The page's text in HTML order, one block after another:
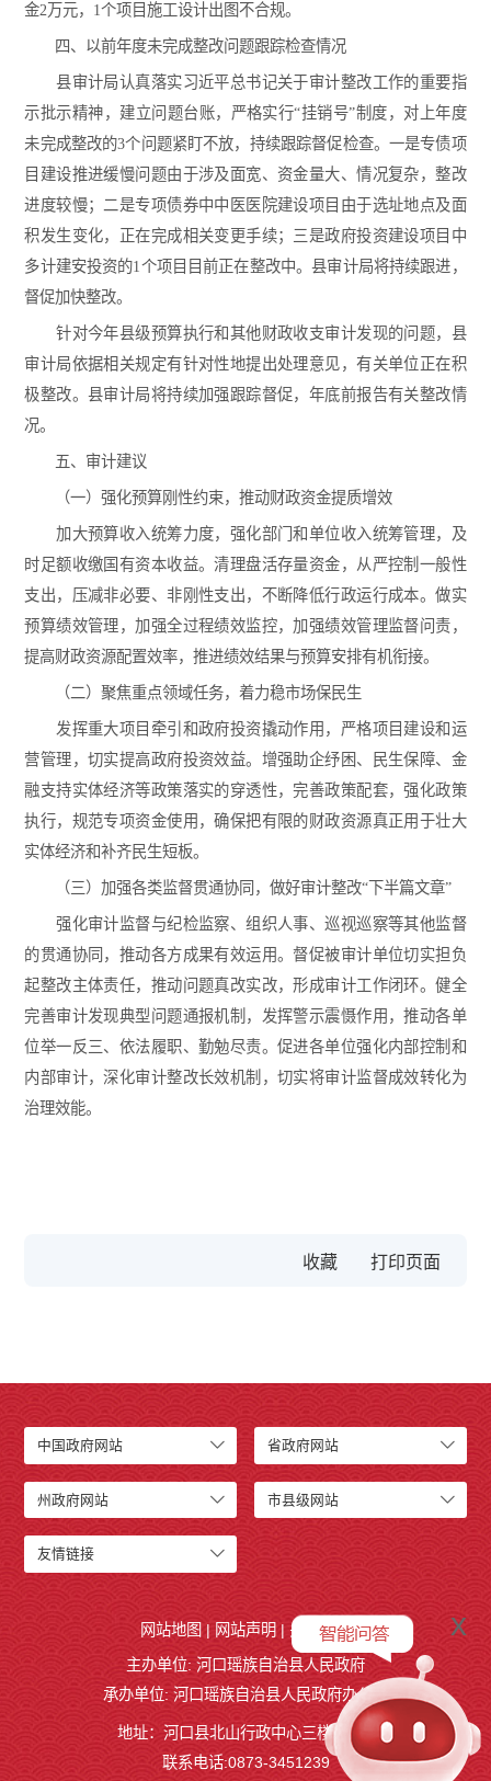
金2万元，1个项目施工设计出图不合规。
四、以前年度未完成整改问题跟踪检查情况
县审计局认真落实习近平总书记关于审计整改工作的重要指
示批示精神，建立问题台账，严格实行“挂销号”制度，对上年度
未完成整改的3个问题紧盯不放，持续跟踪督促检查。一是专债项
目建设推进缓慢问题由于涉及面宽、资金量大、情况复杂，整改
进度较慢；二是专项债券中中医医院建设项目由于选址地点及面
积发生变化，正在完成相关变更手续；三是政府投资建设项目中
多计建安投资的1个项目目前正在整改中。县审计局将持续跟进，
督促加快整改。
针对今年县级预算执行和其他财政收支审计发现的问题，县
审计局依据相关规定有针对性地提出处理意见，有关单位正在积
极整改。县审计局将持续加强跟踪督促，年底前报告有关整改情
况。
五、审计建议
（一）强化预算刚性约束，推动财政资金提质增效
加大预算收入统筹力度，强化部门和单位收入统筹管理，及
时足额收缴国有资本收益。清理盘活存量资金，从严控制一般性
支出，压减非必要、非刚性支出，不断降低行政运行成本。做实
预算绩效管理，加强全过程绩效监控，加强绩效管理监督问责，
提高财政资源配置效率，推进绩效结果与预算安排有机衔接。
（二）聚焦重点领域任务，着力稳市场保民生
发挥重大项目牵引和政府投资撬动作用，严格项目建设和运
营管理，切实提高政府投资效益。增强助企纾困、民生保障、金
融支持实体经济等政策落实的穿透性，完善政策配套，强化政策
执行，规范专项资金使用，确保把有限的财政资源真正用于壮大
实体经济和补齐民生短板。
（三）加强各类监督贯通协同，做好审计整改“下半篇文章”
强化审计监督与纪检监察、组织人事、巡视巡察等其他监督
的贯通协同，推动各方成果有效运用。督促被审计单位切实担负
起整改主体责任，推动问题真改实改，形成审计工作闭环。健全
完善审计发现典型问题通报机制，发挥警示震慑作用，推动各单
位举一反三、依法履职、勤勉尽责。促进各单位强化内部控制和
内部审计，深化审计整改长效机制，切实将审计监督成效转化为
治理效能。
收藏
中国政府网站 省政府网站
州政府网站 市县级网站
友情链接
网站地图 | 网站声明 | 关于我们
主办单位: 河口瑶族自治县人民政府
承办单位: 河口瑶族自治县人民政府办公室
地址：河口县北山行政中心三楼327室
联系电话:0873-3451239
x